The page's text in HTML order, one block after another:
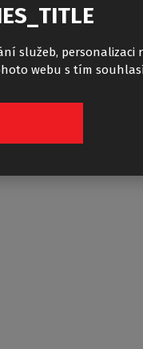
služeb, personalizaci
webu s tím